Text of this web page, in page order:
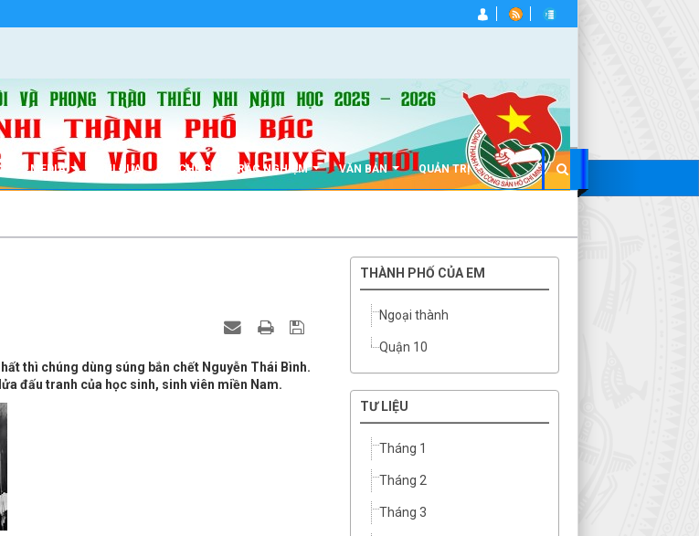
MEDIA THI ĐUA TỔ CHỨC TRẮC NGHIỆM VĂN BẢN QUẢN TRỊ
thì chúng dùng súng bắn chết Nguyễn Thái Bình.
đấu tranh của học sinh, sinh viên miền Nam.
THÀNH PHỐ CỦA EM
Ngoại thành
Quận 10
TƯ LIỆU
Tháng 1
Tháng 2
Tháng 3